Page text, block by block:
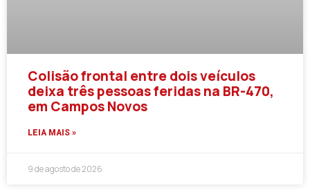
Colisão frontal entre dois veículos
deixa três pessoas feridas na BR-470,
em Campos Novos
LEIA MAIS »
9 de agosto de 2026